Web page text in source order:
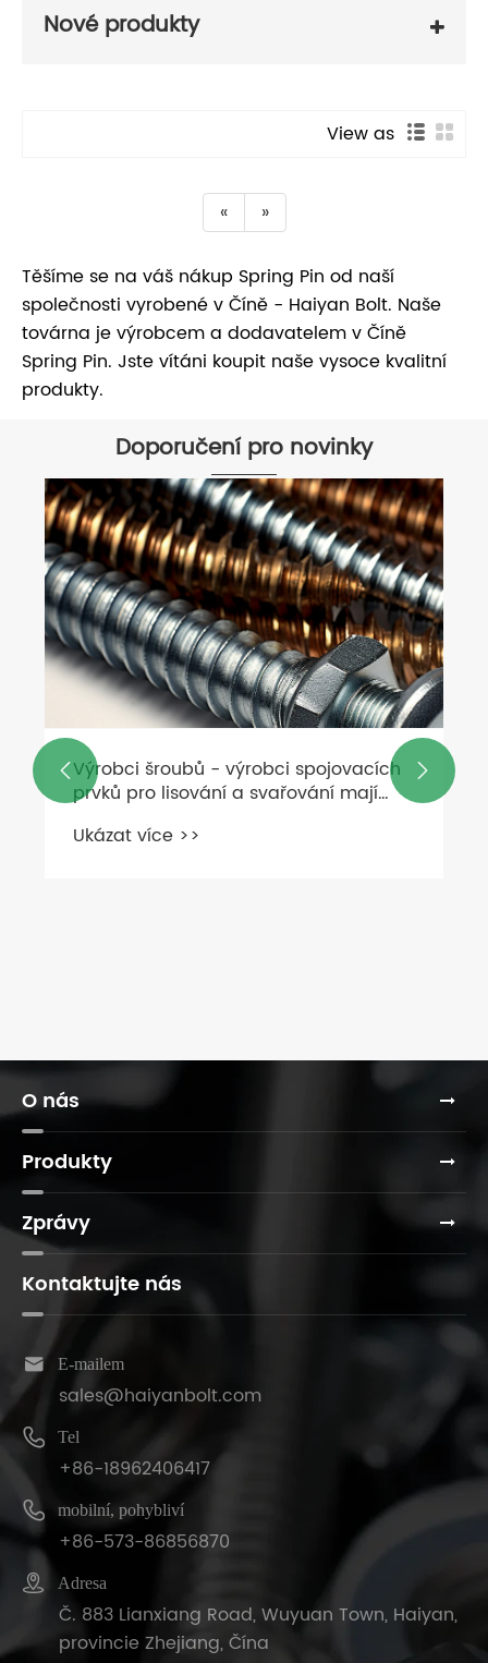
Nové produkty
View as
« »
Těšíme se na váš nákup Spring Pin od naší
společnosti vyrobené v Číně - Haiyan Bolt. Naše
továrna je výrobcem a dodavatelem v Číně
Spring Pin. Jste vítáni koupit naše vysoce kvalitní
produkty.
Doporučení pro novinky
mají
Roztoky pro ukotvení pro
kotvy vs kotvy rukávů
Ukázat více >>
 
O nás
Produkty
Zprávy
Kontaktujte nás
 E-mailem
sales@haiyanbolt.com
 Tel
+86-18962406417
 mobilní, pohybliví
+86-573-86856870
 Adresa
Č. 883 Lianxiang Road, Wuyuan Town, Haiyan,
provincie Zhejiang, Čína